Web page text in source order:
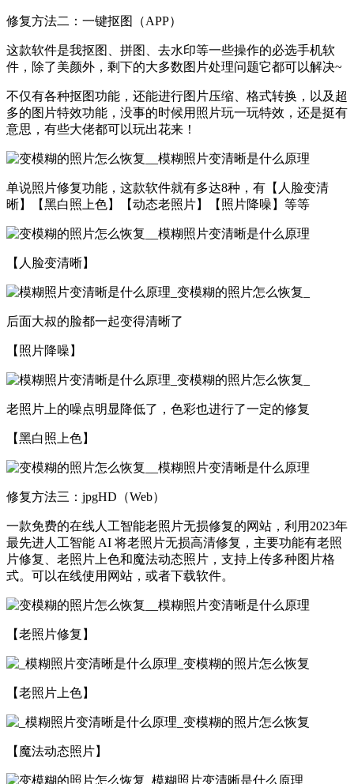
修复方法二：一键抠图（APP）
这款软件是我抠图、拼图、去水印等一些操作的必选手机软
件，除了美颜外，剩下的大多数图片处理问题它都可以解决~
不仅有各种抠图功能，还能进行图片压缩、格式转换，以及超
多的图片特效功能，没事的时候用照片玩一玩特效，还是挺有
意思，有些大佬都可以玩出花来！
单说照片修复功能，这款软件就有多达8种，有【人脸变清
晰】【黑白照上色】【动态老照片】【照片降噪】等等
【人脸变清晰】
后面大叔的脸都一起变得清晰了
【照片降噪】
老照片上的噪点明显降低了，色彩也进行了一定的修复
【黑白照上色】
修复方法三：jpgHD（Web）
一款免费的在线人工智能老照片无损修复的网站，利用2023年
最先进人工智能 AI 将老照片无损高清修复，主要功能有老照
片修复、老照片上色和魔法动态照片，支持上传多种图片格
式。可以在线使用网站，或者下载软件。
【老照片修复】
【老照片上色】
【魔法动态照片】